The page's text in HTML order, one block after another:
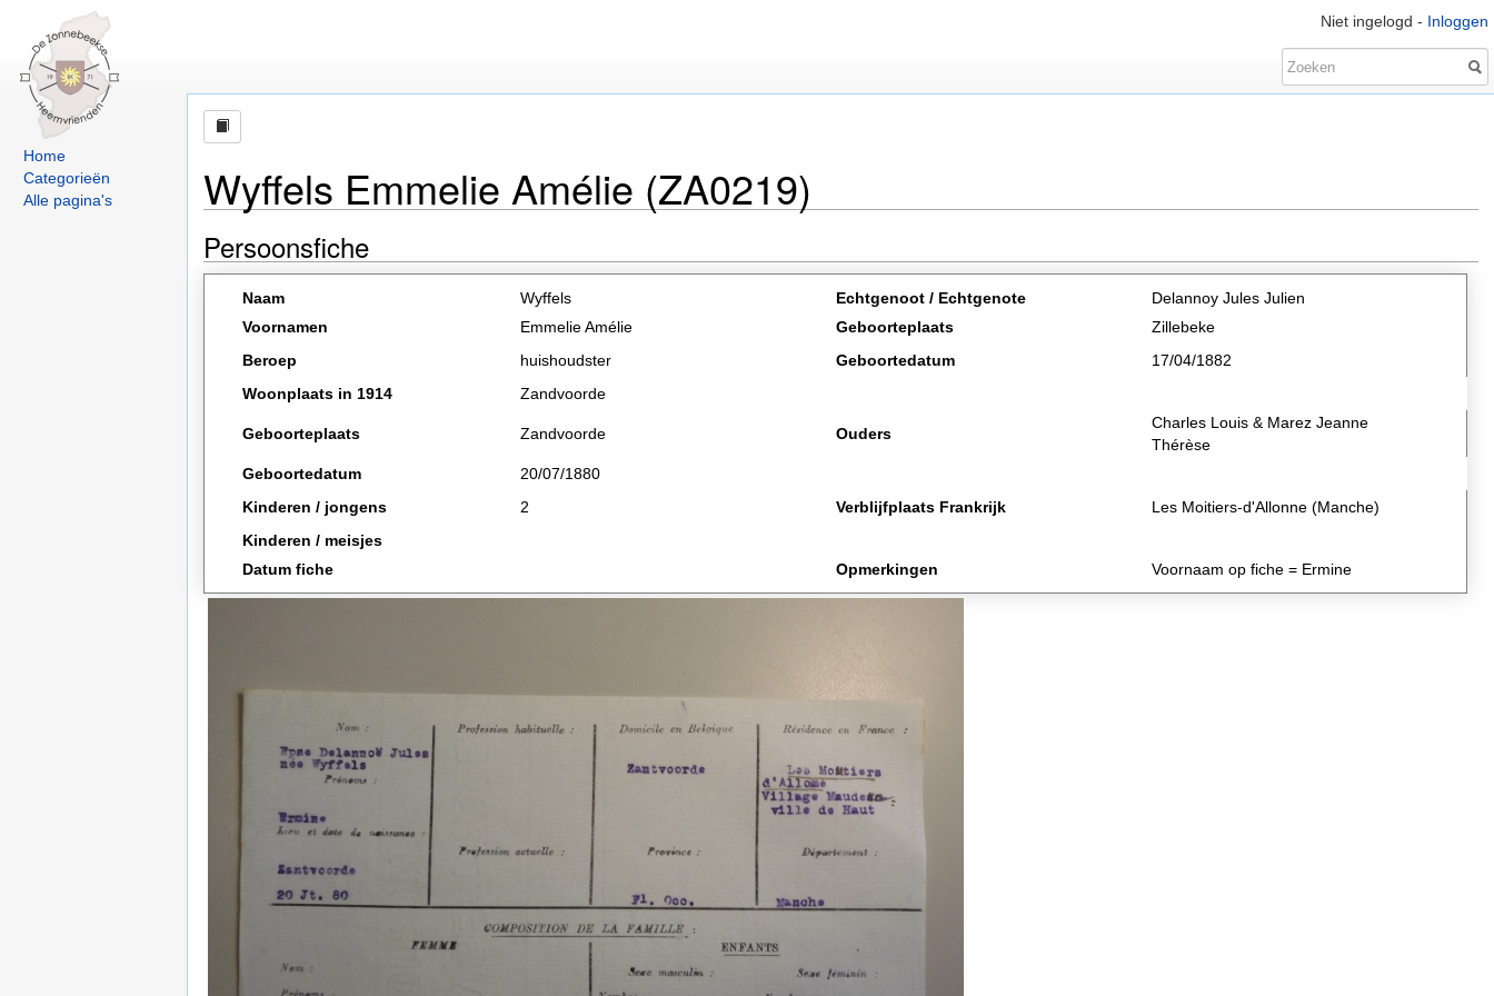
Niet ingelogd - Inloggen
Home
Categorieën
Alle pagina's
Wyffels Emmelie Amélie (ZA0219)
Persoonsfiche
Naam Wyffels Echtgenoot / Echtgenote
Delannoy Jules Julien
Voornamen
Emmelie Amélie Geboorteplaats
Zillebeke
Beroep
huishoudster Geboortedatum
17/04/1882
Woonplaats in 1914
Zandvoorde
Geboorteplaats Zandvoorde Ouders
Charles Louis & Marez Jeanne
Thérèse
Geboortedatum
20/07/1880
Kinderen / jongens
2 Verblijfplaats Frankrijk
Les Moitiers-d'Allonne (Manche)
Kinderen / meisjes
Datum fiche
Opmerkingen Voornaam op fiche = Ermine